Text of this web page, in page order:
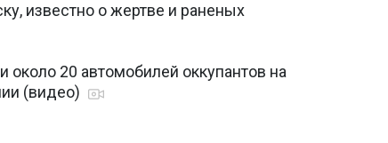
известно о жертве и раненых
около 20 автомобилей оккупантов на
(видео)